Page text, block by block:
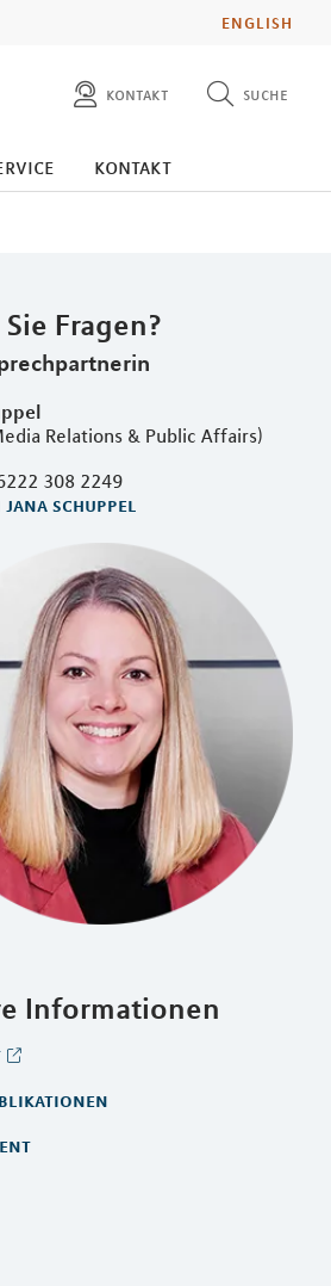
ENGLISH
kontakt
presse
suche
diese website durchsuchen
kontakt
Fragen?
Relations & Public Affairs)
308 2249
schuppel
Informationen